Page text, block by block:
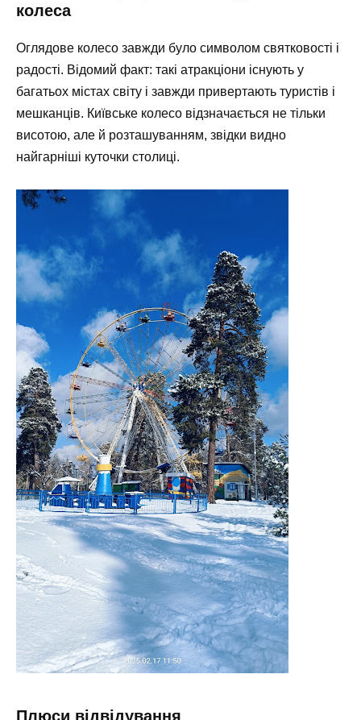
колеса
Оглядове колесо завжди було символом святковості і
радості. Відомий факт: такі атракціони існують у
багатьох містах світу і завжди привертають туристів і
мешканців. Київське колесо відзначається не тільки
висотою, але й розташуванням, звідки видно
найгарніші куточки столиці.
Плюси відвідування